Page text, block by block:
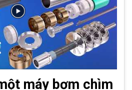
máy bơm chìm